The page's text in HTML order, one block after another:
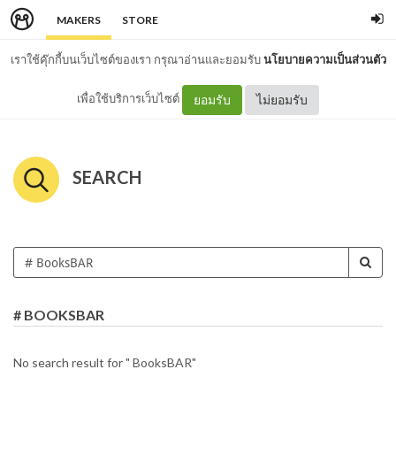
MAKERS STORE
เราใช้คุ๊กกี้บนเว็บไซต์ของเรา กรุณาอ่านและยอมรับนโยบายความเป็นส่วนตัว
เพื่อใช้บริการเว็บไซต์ ยอมรับ ไม่ยอมรับ
SEARCH
# BOOKSBAR
No search result for " BooksBAR"